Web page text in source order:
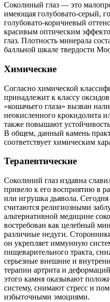
Соколиный глаз — это
имеющая голубовато-серый,
голубовато-коричневый
красивым оптическим
глаз. Плотность минерала
балльной шкале твердости
Химические
Согласно химической
принадлежит к классу
«кошачьего глаза» вызван
неокисленного крокидолита
также повышают
В общем, данный камень
соответствует химическим
Терапевтические
Соколиний глаз издавна
привело к его восприятию в
или игрушка дьявола. Сегодня
считаются религиозными
альтернативной медицине
востребован как целебный
различные недуги.
он укрепляет иммунную
пищеварительного тракта,
серьезные внешние и
терапии артрита и
этого камня оказывают
систему, снимают стресс и
избыточными эмоциями.